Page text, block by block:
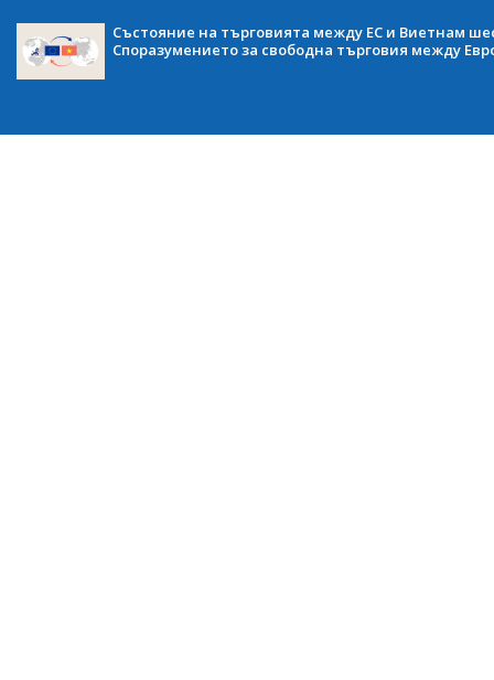
Състояние на търговията между ЕС и Виетнам
Споразумението за свободна търговия между